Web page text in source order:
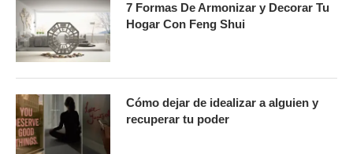
7 Formas De Armonizar y Decorar Tu
Hogar Con Feng Shui
Cómo dejar de idealizar a alguien y
recuperar tu poder